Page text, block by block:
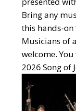
Bring any
this hands-on
Musicians of
welcome.
2026 Song of